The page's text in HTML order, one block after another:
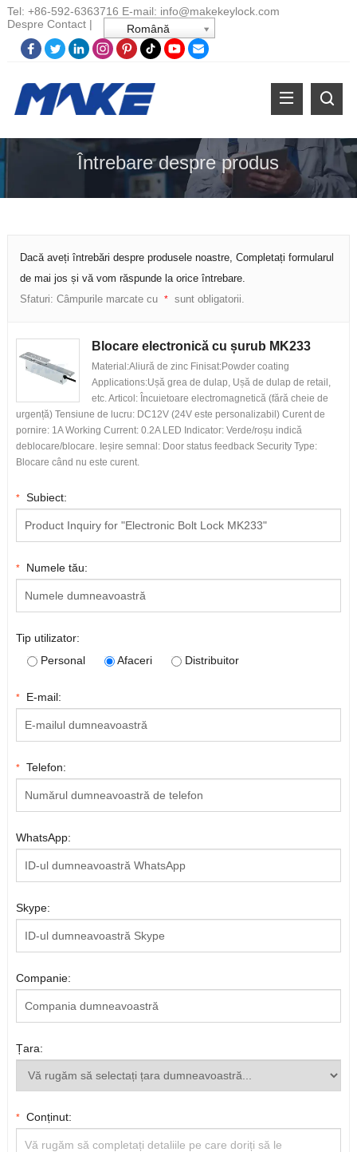
Tel: +86-592-6363716 E-mail: info@makekeylock.com
Despre Contact| Română
Întrebare despre produs
Dacă aveți întrebări despre produsele noastre, Completați formularul
de mai jos și vă vom răspunde la orice întrebare.
Sfaturi: Câmpurile marcate cu * sunt obligatorii.
Blocare electronică cu șurub MK233
Material:Aliură de zinc Finisat:Powder coating
Applications:Ușă grea de dulap, Ușă de dulap de retail,
etc. Articol: Încuietoare electromagnetică (fără cheie de
urgență) Tensiune de lucru: DC12V (24V este personalizabil) Curent de
pornire: 1A Working Current: 0.2A LED Indicator: Verde/roșu indică
deblocare/blocare. Ieșire semnal: Door status feedback Security Type:
Blocare când nu este curent.
* Subiect:
* Numele tău:
Tip utilizator:
Personal
Afaceri Distribuitor
* E-mail:
* Telefon:
WhatsApp:
Skype:
Companie:
Țara:
* Conținut: